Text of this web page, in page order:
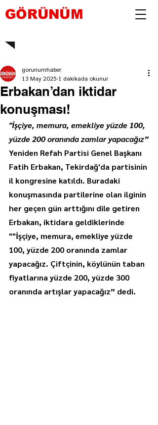
GÖRÜNÜM
Erbakan’dan iktidar
konuşması!
gorunumhaber
13 May 2025 1 dakikada okunur
"İşçiye, memura, emekliye yüzde 100,
yüzde 200 oranında zamlar yapacağız”
Yeniden Refah Partisi Genel Başkanı
Fatih Erbakan, Tekirdağ'da partisinin
il kongresine katıldı. Buradaki
konuşmasında partilerine olan ilginin
her geçen gün arttığını dile getiren
Erbakan, iktidara geldiklerinde
""İşçiye, memura, emekliye yüzde
100, yüzde 200 oranında zamlar
yapacağız. Çiftçinin, köylünün taban
fiyatlarına yüzde 200, yüzde 300
oranında artışlar yapacağız” dedi.